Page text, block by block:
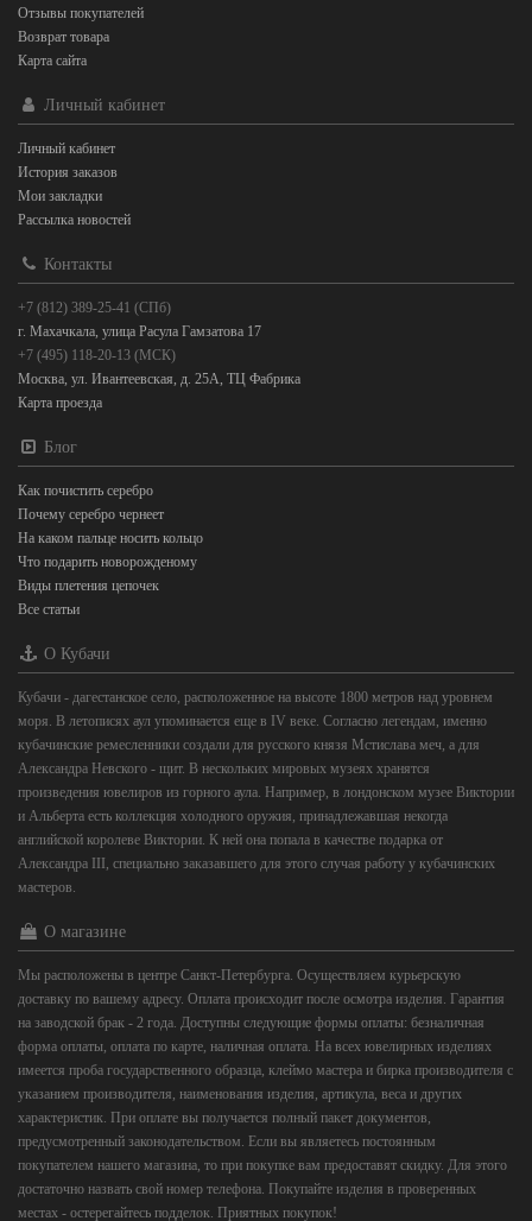
Отзывы покупателей
Возврат товара
Карта сайта
Личный кабинет
Личный кабинет
История заказов
Мои закладки
Рассылка новостей
Контакты
+7 (812) 389-25-41 (СПб)
г. Махачкала, улица Расула Гамзатова 17
+7 (495) 118-20-13 (МСК)
Москва, ул. Ивантеевская, д. 25А, ТЦ Фабрика
Карта проезда
Блог
Как почистить серебро
Почему серебро чернеет
На каком пальце носить кольцо
Что подарить новорожденому
Виды плетения цепочек
Все статьи
О Кубачи
Кубачи - дагестанское село, расположенное на высоте 1800 метров над уровнем
моря. В летописях аул упоминается еще в IV веке. Согласно легендам, именно
кубачинские ремесленники создали для русского князя Мстислава меч, а для
Александра Невского - щит. В нескольких мировых музеях хранятся
произведения ювелиров из горного аула. Например, в лондонском музее Виктории
и Альберта есть коллекция холодного оружия, принадлежавшая некогда
английской королеве Виктории. К ней она попала в качестве подарка от
Александра III, специально заказавшего для этого случая работу у кубачинских
мастеров.
О магазине
Мы расположены в центре Санкт-Петербурга. Осуществляем курьерскую
доставку по вашему адресу. Оплата происходит после осмотра изделия. Гарантия
на заводской брак - 2 года. Доступны следующие формы оплаты: безналичная
форма оплаты, оплата по карте, наличная оплата. На всех ювелирных изделиях
имеется проба государственного образца, клеймо мастера и бирка производителя с
указанием производителя, наименования изделия, артикула, веса и других
характеристик. При оплате вы получается полный пакет документов,
предусмотренный законодательством. Если вы являетесь постоянным
покупателем нашего магазина, то при покупке вам предоставят скидку. Для этого
достаточно назвать свой номер телефона. Покупайте изделия в проверенных
местах - остерегайтесь подделок. Приятных покупок!